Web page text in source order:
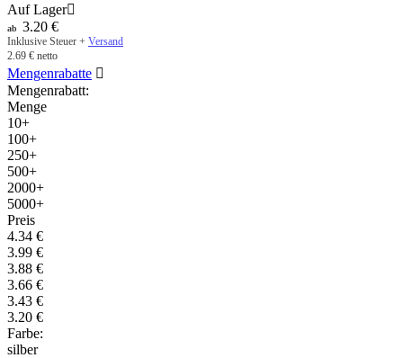
Auf Lager
ab 3.20 €
Inklusive Steuer + Versand
2.69 € netto
Mengenrabatte 
Mengenrabatt:
Menge
10+
100+
250+
500+
2000+
5000+
Preis
4.34 €
3.99 €
3.88 €
3.66 €
3.43 €
3.20 €
Farbe:
silber